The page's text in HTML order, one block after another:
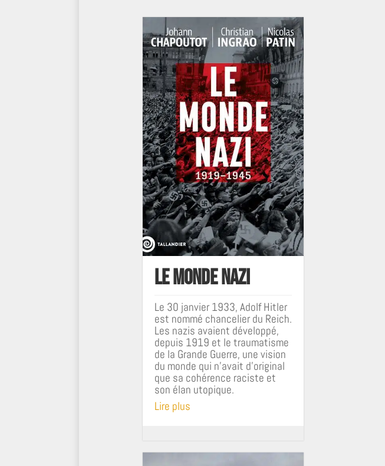
Le monde nazi
Le 30 janvier 1933, Adolf Hitler
est nommé chancelier du Reich.
Les nazis avaient développé,
depuis 1919 et le traumatisme
de la Grande Guerre, une vision
du monde qui n’avait d’original
que sa cohérence raciste et
son élan utopique.
Lire plus